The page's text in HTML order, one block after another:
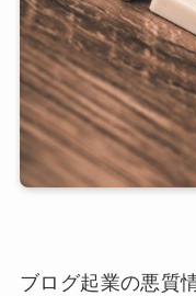
ブログ起業の悪質